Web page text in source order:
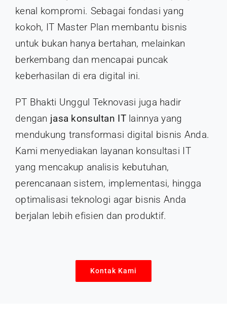
kenal kompromi. Sebagai fondasi yang
kokoh, IT Master Plan membantu bisnis
untuk bukan hanya bertahan, melainkan
berkembang dan mencapai puncak
keberhasilan di era digital ini.
PT Bhakti Unggul Teknovasi juga hadir
dengan jasa konsultan ITlainnya yang
mendukung transformasi digital bisnis Anda.
Kami menyediakan layanan konsultasi IT
yang mencakup analisis kebutuhan,
perencanaan sistem, implementasi, hingga
optimalisasi teknologi agar bisnis Anda
berjalan lebih efisien dan produktif.
Kontak Kami